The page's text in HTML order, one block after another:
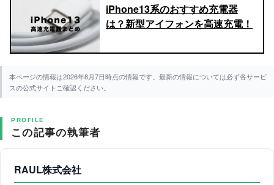
iPhone13系のおすすめ充電器
は？新型アイフォンを高速充電！
本ページの情報は2026年8月7日時点の情報です。最新の情報については必ず各サービ
スの公式サイトご確認ください。
PROFILE
この記事の執筆者
RAUL株式会社